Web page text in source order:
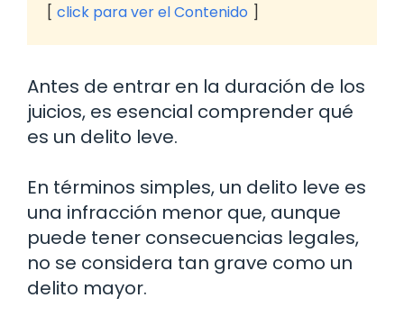
click para ver el Contenido
Antes de entrar en la duración de los
juicios, es esencial comprender qué
es un delito leve.
En términos simples, un delito leve es
una infracción menor que, aunque
puede tener consecuencias legales,
no se considera tan grave como un
delito mayor.